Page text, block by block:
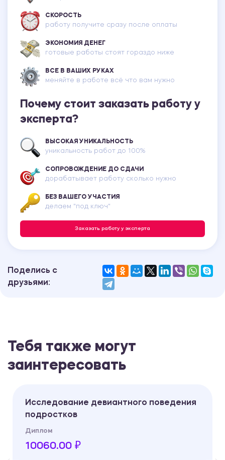
СКОРОСТЬ
работу получите сразу после оплаты
ЭКОНОМИЯ ДЕНЕГ
готовые работы стоят гораздо ниже
ВСЕ В ВАШИХ РУКАХ
меняйте в работе всё что вам нужно
Почему стоит заказать работу у
эксперта?
ВЫСОКАЯ УНИКАЛЬНОСТЬ
уникальность работ до 100%
СОПРОВОЖДЕНИЕ ДО СДАЧИ
дорабатывает работу сколько нужно
БЕЗ ВАШЕГО УЧАСТИЯ
делаем "под ключ"
Заказать работу у эксперта
Поделись с
друзьями:
Тебя также могут
заинтересовать
Исследование девиантного поведения
подростков
Диплом
10060.00 ₽